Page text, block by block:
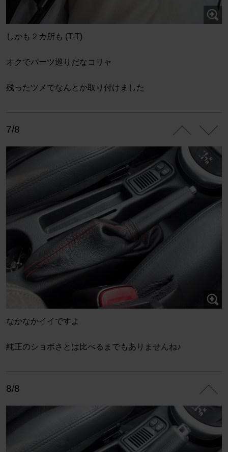
しかも２カ所も (T-T)
オクでパーツ巡りだなコリャ
残ったツメでなんとか取り付けました
7/8
なかなかイイですよ
純正のショボさとは比べるまでもありませんね♪
8/8